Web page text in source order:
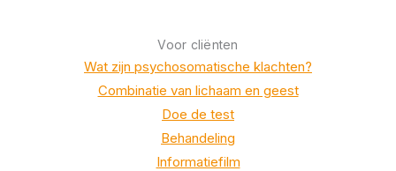
Voor cliënten
Wat zijn psychosomatische klachten?
Combinatie van lichaam en geest
Doe de test
Behandeling
Informatiefilm